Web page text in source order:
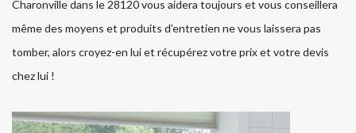
Charonville dans le 28120 vous aidera toujours et vous conseillera
même des moyens et produits d’entretien ne vous laissera pas
tomber, alors croyez-en lui et récupérez votre prix et votre devis
chez lui !